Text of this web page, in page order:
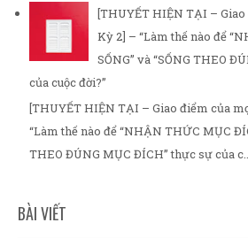
[THUYẾT HIỆN TẠI –
Kỳ 2] – “Làm thế nào để
SỐNG” và “SỐNG THEO
của cuộc đời?”
[THUYẾT HIỆN TẠI – Giao điểm của
“Làm thế nào để “NHẬN THỨC MỤC
THEO ĐÚNG MỤC ĐÍCH” thực sự của
BÀI VIẾT